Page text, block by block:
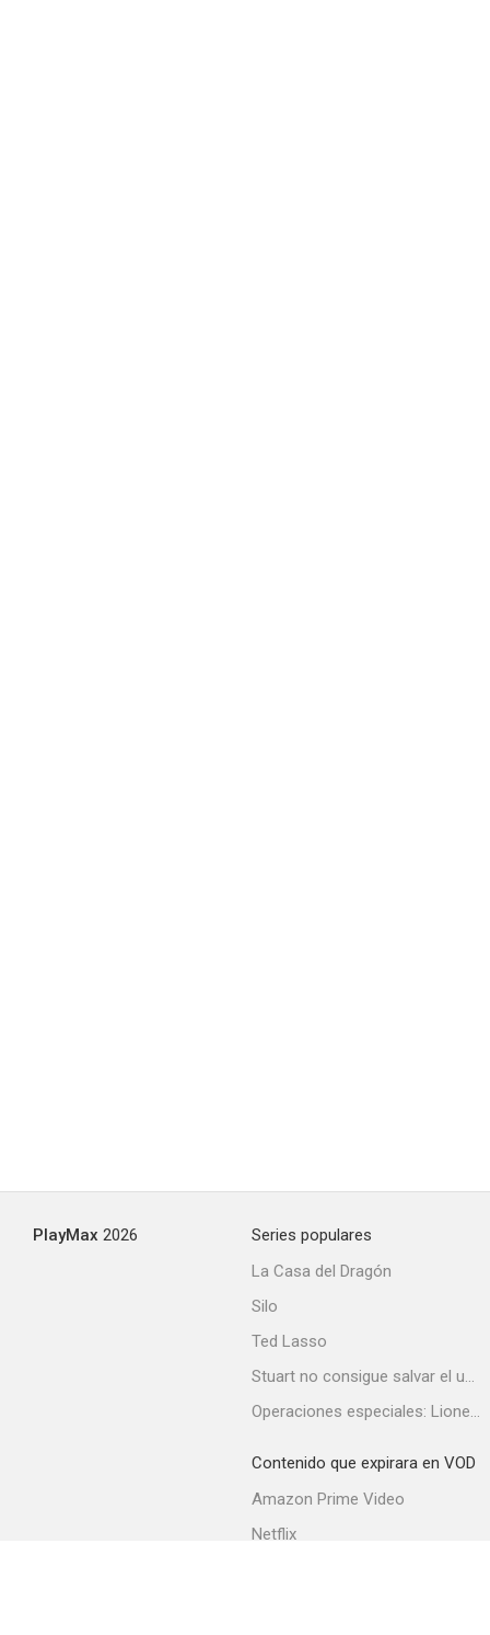
PlayMax 2026
Series populares
La Casa del Dragón
Silo
Ted Lasso
Stuart no consigue salvar el universo
Operaciones especiales: Lioness
Contenido que expirara en VOD
Amazon Prime Video
Netflix